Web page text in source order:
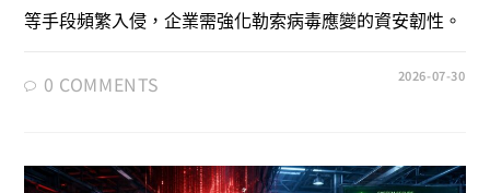
等手段頻繁入侵，企業需強化勒索病毒應變的資安韌性。
0 COMMENTS 2026-07-30